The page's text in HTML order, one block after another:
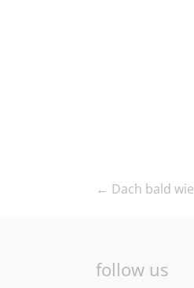
← Dach bald
follow us